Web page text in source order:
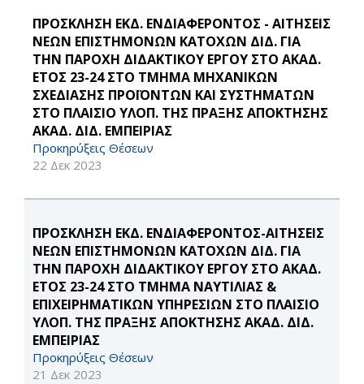
ΠΡΟΣΚΛΗΣΗ ΕΚΔ. ΕΝΔΙΑΦΕΡΟΝΤΟΣ - ΑΙΤΗΣΕΙΣ
ΝΕΩΝ ΕΠΙΣΤΗΜΟΝΩΝ ΚΑΤΟΧΩΝ ΔΙΔ. ΓΙΑ
ΤΗΝ ΠΑΡΟΧΗ ΔΙΔΑΚΤΙΚΟΥ ΕΡΓΟΥ ΣΤΟ ΑΚΑΔ.
ΕΤΟΣ 23-24 ΣΤΟ ΤΜΗΜΑ ΜΗΧΑΝΙΚΩΝ
ΣΧΕΔΙΑΣΗΣ ΠΡΟΪΟΝΤΩΝ ΚΑΙ ΣΥΣΤΗΜΑΤΩΝ
ΣΤΟ ΠΛΑΙΣΙΟ ΥΛΟΠ. ΤΗΣ ΠΡΑΞΗΣ ΑΠΟΚΤΗΣΗΣ
ΑΚΑΔ. ΔΙΔ. ΕΜΠΕΙΡΙΑΣ
Προκηρύξεις Θέσεων
22 Δεκ 2023
ΠΡΟΣΚΛΗΣΗ ΕΚΔ. ΕΝΔΙΑΦΕΡΟΝΤΟΣ-ΑΙΤΗΣΕΙΣ
ΝΕΩΝ ΕΠΙΣΤΗΜΟΝΩΝ ΚΑΤΟΧΩΝ ΔΙΔ. ΓΙΑ
ΤΗΝ ΠΑΡΟΧΗ ΔΙΔΑΚΤΙΚΟΥ ΕΡΓΟΥ ΣΤΟ ΑΚΑΔ.
ΕΤΟΣ 23-24 ΣΤΟ ΤΜΗΜΑ ΝΑΥΤΙΛΙΑΣ &
ΕΠΙΧΕΙΡΗΜΑΤΙΚΩΝ ΥΠΗΡΕΣΙΩΝ ΣΤΟ ΠΛΑΙΣΙΟ
ΥΛΟΠ. ΤΗΣ ΠΡΑΞΗΣ ΑΠΟΚΤΗΣΗΣ ΑΚΑΔ. ΔΙΔ.
ΕΜΠΕΙΡΙΑΣ
Προκηρύξεις Θέσεων
21 Δεκ 2023